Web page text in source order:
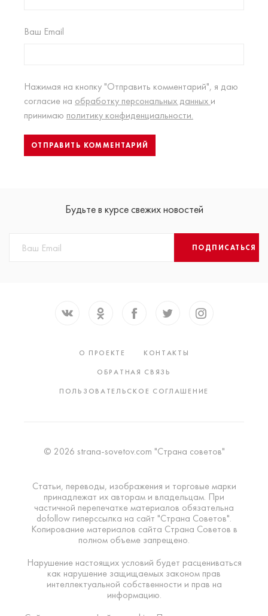
Ваш Email
Нажимая на кнопку "Отправить комментарий", я даю
согласие на обработку персональных данных и
принимаю политику конфиденциальности.
Будьте в курсе свежих новостей
ПОДПИСАТЬСЯ
О ПРОЕКТЕ
КОНТАКТЫ
ОБРАТНАЯ СВЯЗЬ
ПОЛЬЗОВАТЕЛЬСКОЕ СОГЛАШЕНИЕ
© 2026 strana-sovetov.com "Страна советов"
Статьи, переводы, изображения и торговые марки
принадлежат их авторам и владельцам. При
частичной перепечатке материалов обязательна
dofollow гиперссылка на сайт "Страна Советов".
Копирование материалов сайта Страна Советов в
полном объеме запрещено.
Нарушение настоящих условий будет расцениваться
как нарушение защищаемых законом прав
интеллектуальной собственности и прав на
информацию.